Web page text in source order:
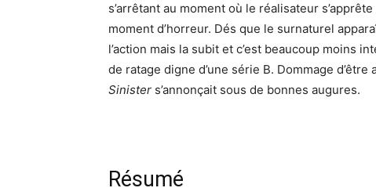
s’arrêtant au moment où le réalisateur
moment d’horreur. Dés que le surnaturel
l’action mais la subit et c’est beaucoup moins
de ratage digne d’une série B. Dommage
Sinister s’annonçait sous de bonnes augures.
Résumé